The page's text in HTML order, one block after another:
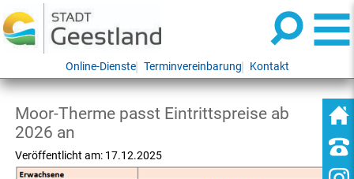
Online-Dienste Terminvereinbarung Kontakt
Moor-Therme passt Eintrittspreise ab
2026 an
Veröffentlicht am: 17.12.2025